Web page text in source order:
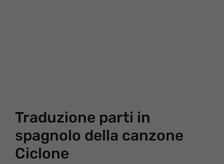
Traduzione parti in
spagnolo della canzone
Ciclone